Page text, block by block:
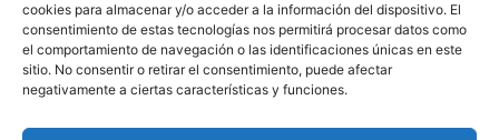
cookies para almacenar y/o acceder a la información del dispositivo. El
consentimiento de estas tecnologías nos permitirá procesar datos como
el comportamiento de navegación o las identificaciones únicas en este
sitio. No consentir o retirar el consentimiento, puede afectar
negativamente a ciertas características y funciones.
VIVERO PLANTAS
Sobre nosotros
Puntos y recompensas